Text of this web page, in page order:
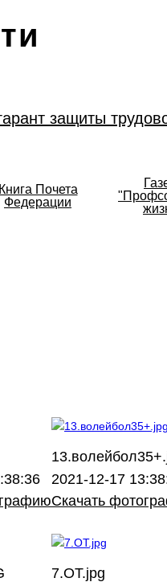
защиты
Книга Почета
Федерации
2021-12-17
Скачать
7.ОТ.jpg